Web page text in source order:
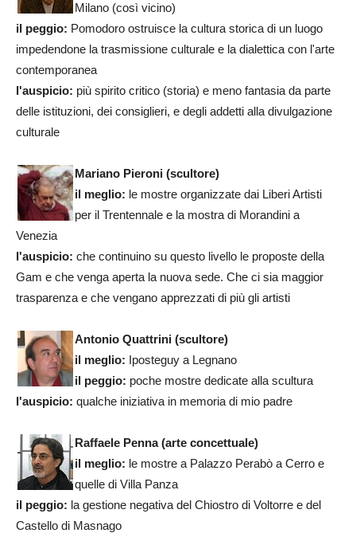
Milano (così vicino)
il peggio: Pomodoro ostruisce la cultura storica di un luogo
impedendone la trasmissione culturale e la dialettica con l'arte
contemporanea
l'auspicio: più spirito critico (storia) e meno fantasia da parte
delle istituzioni, dei consiglieri, e degli addetti alla divulgazione
culturale
Mariano Pieroni (scultore)
il meglio: le mostre organizzate dai Liberi Artisti
per il Trentennale e la mostra di Morandini a
Venezia
l'auspicio: che continuino su questo livello le proposte della
Gam e che venga aperta la nuova sede. Che ci sia maggior
trasparenza e che vengano apprezzati di più gli artisti
Antonio Quattrini (scultore)
il meglio: Iposteguy a Legnano
il peggio: poche mostre dedicate alla scultura
l'auspicio: qualche iniziativa in memoria di mio padre
Raffaele Penna (arte concettuale)
il meglio: le mostre a Palazzo Perabò a Cerro e
quelle di Villa Panza
il peggio: la gestione negativa del Chiostro di Voltorre e del
Castello di Masnago